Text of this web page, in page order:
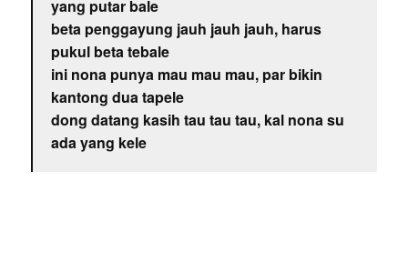
yang putar bale
beta penggayung jauh jauh jauh, harus
pukul beta tebale
ini nona punya mau mau mau, par bikin
kantong dua tapele
dong datang kasih tau tau tau, kal nona su
ada yang kele